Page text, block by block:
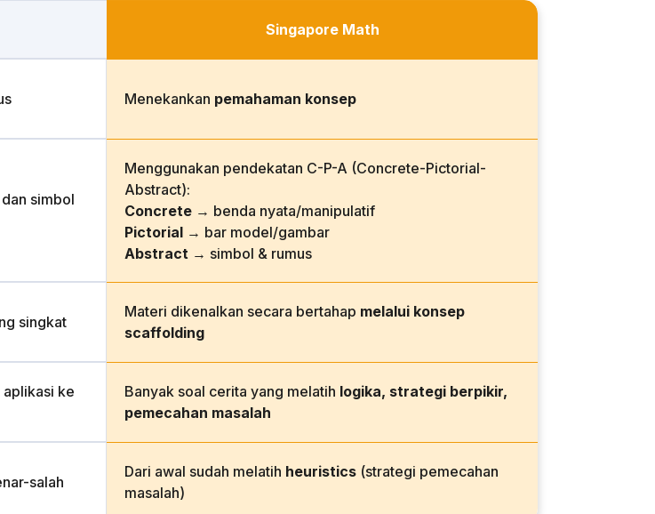
Singapore Math
Menekankan pemahaman konsep
simbol
Menggunakan pendekatan C-P-A (Concrete-Pictorial-
Abstract):
Concrete → benda nyata/manipulatif
Pictorial → bar model/gambar
Abstract → simbol & rumus
singkat
Materi dikenalkan secara bertahap melalui konsep
scaffolding
ke
Banyak soal cerita yang melatih logika, strategi berpikir,
pemecahan masalah
salah
Dari awal sudah melatih heuristics (strategi pemecahan
masalah)